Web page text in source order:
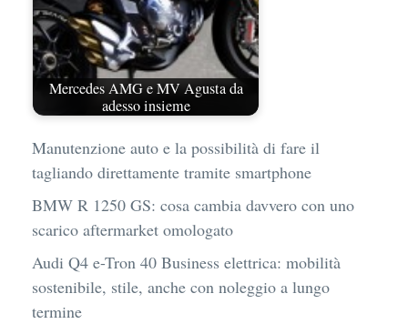
Mercedes AMG e MV Agusta da
adesso insieme
Manutenzione auto e la possibilità di fare il
tagliando direttamente tramite smartphone
BMW R 1250 GS: cosa cambia davvero con uno
scarico aftermarket omologato
Audi Q4 e-Tron 40 Business elettrica: mobilità
sostenibile, stile, anche con noleggio a lungo
termine